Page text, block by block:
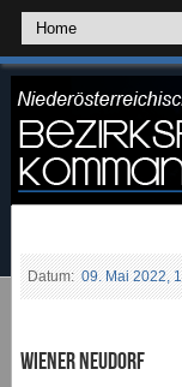
Datum: 09. Mai 2022,
Wiener Neudorf